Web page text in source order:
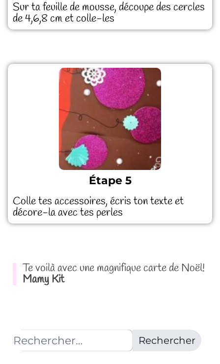
Sur ta feuille de mousse, découpe des cercles
de 4,6,8 cm et colle-les
Étape 5
Colle tes accessoires, écris ton texte et
décore-la avec tes perles
Te voilà avec une magnifique carte de Noël!
Mamy Kit